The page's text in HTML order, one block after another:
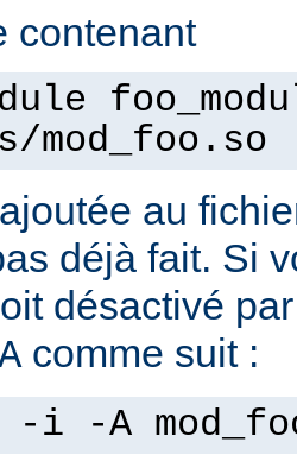
contenant
mod_foo.so
au
déjà fait. Si
désactivé
comme suit :
-i -A